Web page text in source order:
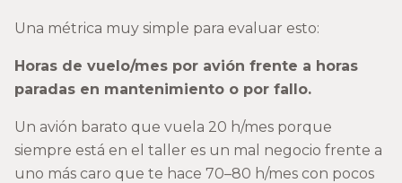
Una métrica muy simple para evaluar esto:
Horas de vuelo/mes por avión frente a horas
paradas en mantenimiento o por fallo.
Un avión barato que vuela 20 h/mes porque
siempre está en el taller es un mal negocio frente a
uno más caro que te hace 70–80 h/mes con pocos